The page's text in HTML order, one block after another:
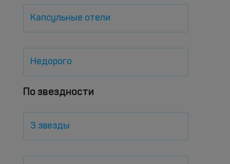
Капсульные отели
Недорого
По звездности
3 звезды